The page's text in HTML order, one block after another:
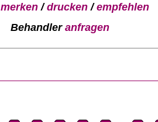
merken/drucken/empfehlen
Behandler anfragen